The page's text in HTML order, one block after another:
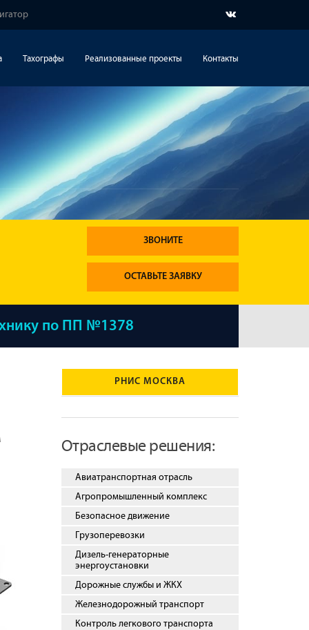
Тахографы Реализованные проекты Контакты
ЗВОНИТЕ
ОСТАВЬТЕ ЗАЯВКУ
по ПП №1378
РНИС МОСКВА
Отраслевые решения:
Авиатранспортная отрасль
Агропромышленный комплекс
Безопасное движение
Грузоперевозки
Дизель-генераторные
энергоустановки
Дорожные службы и ЖКХ
Железнодорожный транспорт
Контроль легкового транспорта